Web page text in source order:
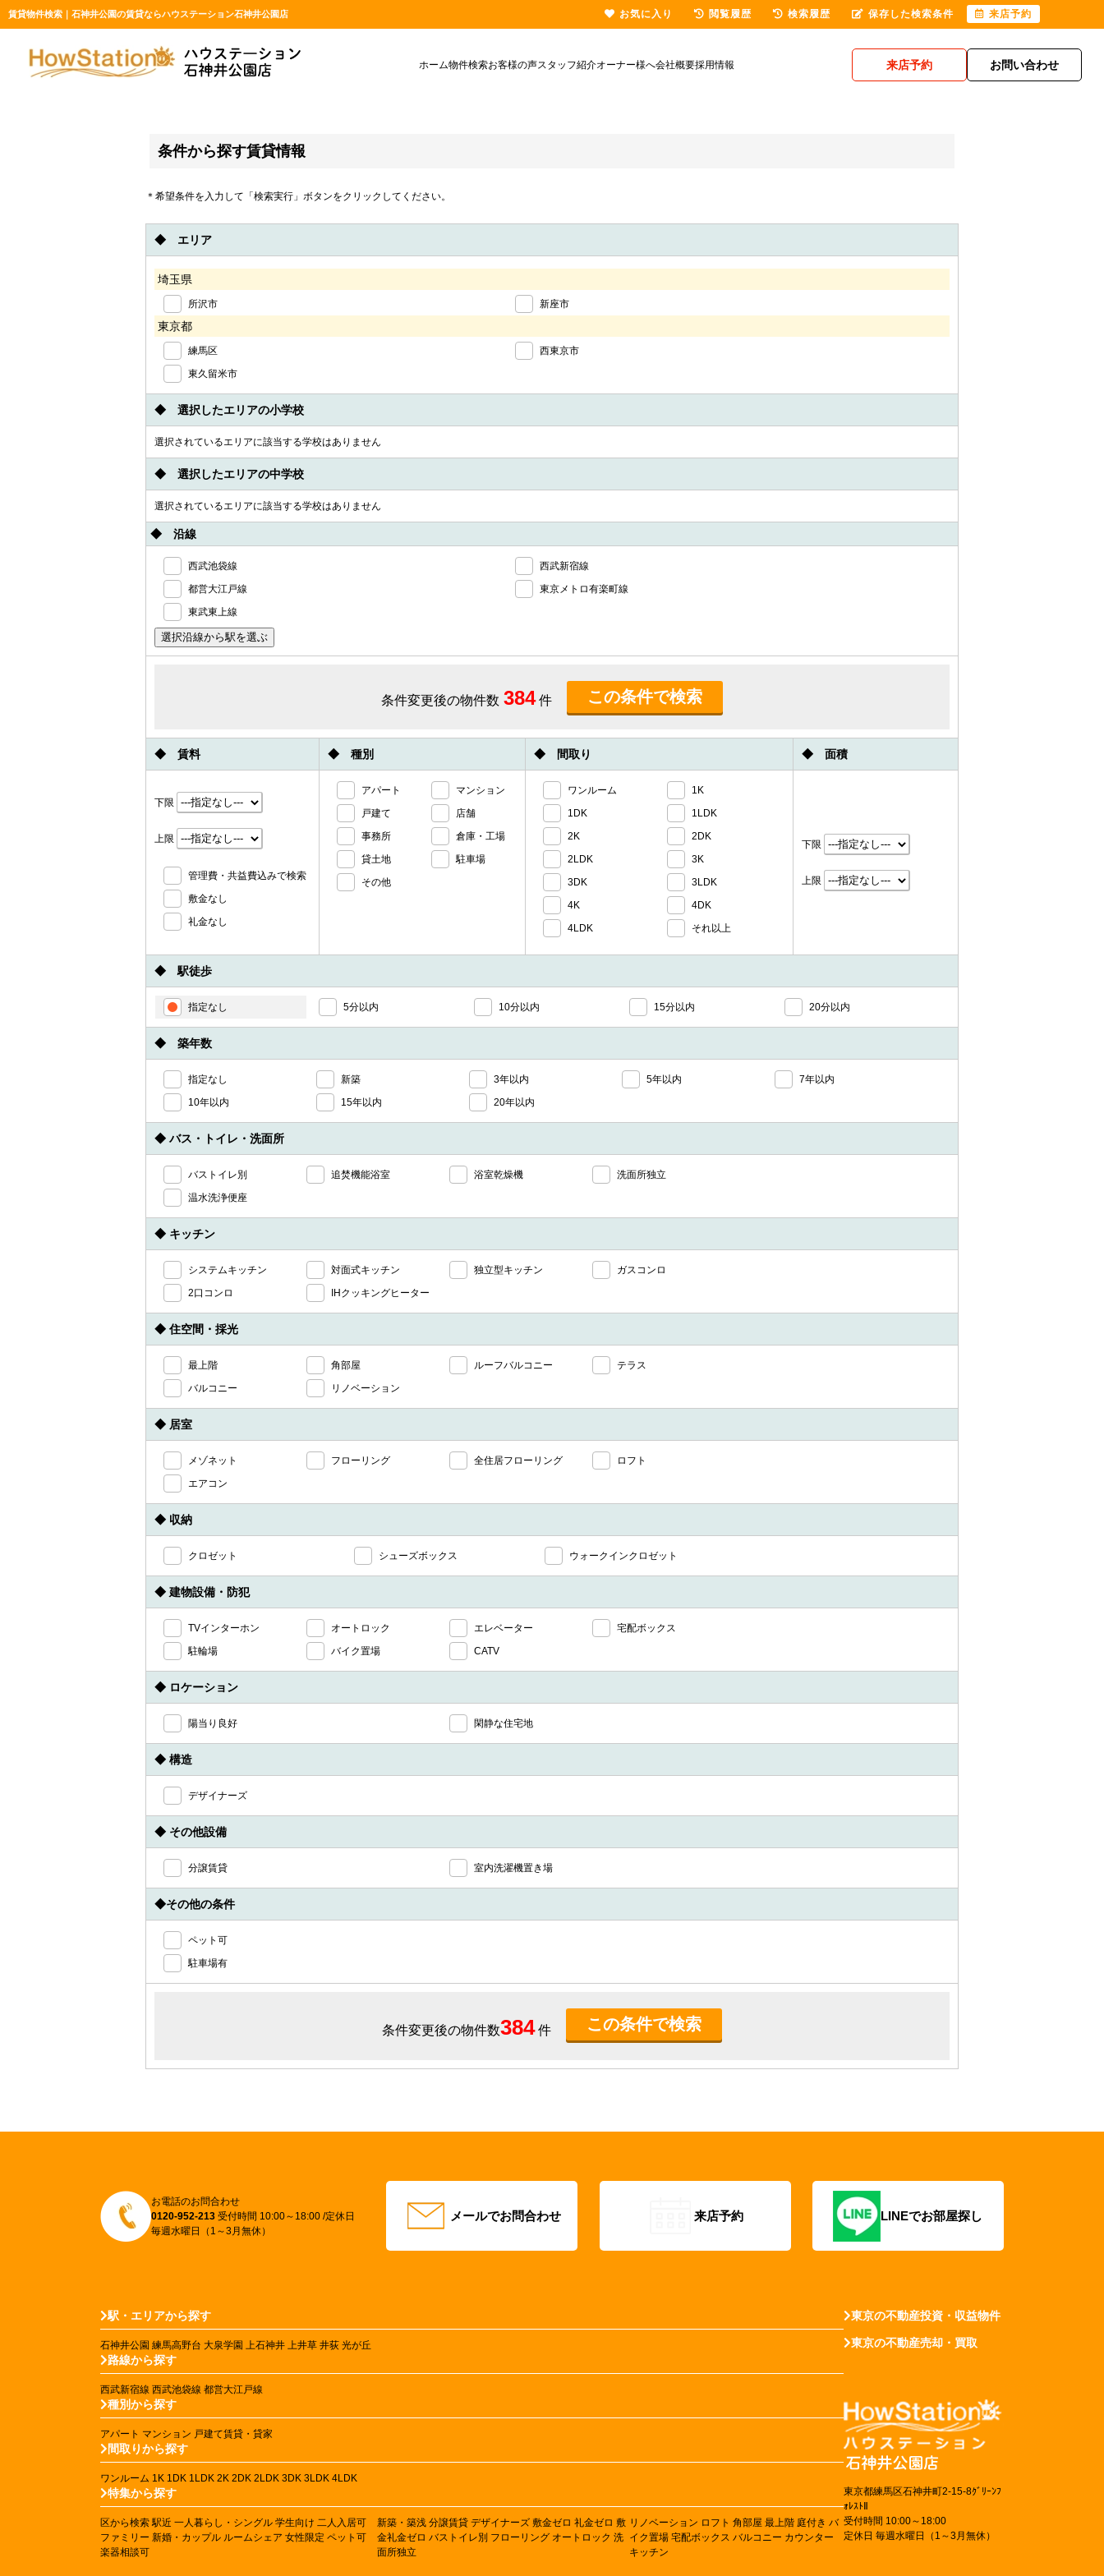
賃貸物件検索｜石神井公園の賃貸ならハウステーション石神井公園店
ホーム物件検索お客様の声スタッフ紹介オーナー様へ会社概要採用情報 来店予約 お問い合わせ
条件から探す賃貸情報
＊希望条件を入力して「検索実行」ボタンをクリックしてください。
◆ エリア
埼玉県
所沢市 新座市
東京都
練馬区
西東京市
東久留米市
◆ 選択したエリアの小学校
選択されているエリアに該当する学校はありません
◆ 選択したエリアの中学校
選択されているエリアに該当する学校はありません
◆ 沿線
西武池袋線
西武新宿線
都営大江戸線
東京メトロ有楽町線
東武東上線
条件変更後の物件数 384件
◆ 賃料 ◆ 種別 ◆ 間取り ◆ 面積
下限
上限
管理費・共益費込みで検索
敷金なし
礼金なし
アパート
マンション
戸建て
店舗
事務所
倉庫・工場
貸土地
駐車場
その他
ワンルーム
1K
1DK
1LDK
2K
2DK
2LDK
3K
3DK
3LDK
4K
4DK
4LDK
それ以上
下限
上限
◆ 駅徒歩
指定なし 5分以内 10分以内 15分以内 20分以内
◆ 築年数
指定なし 新築 3年以内 5年以内
7年以内
10年以内
15年以内 20年以内
◆ バス・トイレ・洗面所
バストイレ別 追焚機能浴室 浴室乾燥機
洗面所独立
温水洗浄便座
◆ キッチン
システムキッチン 対面式キッチン 独立型キッチン
ガスコンロ
2口コンロ
IHクッキングヒーター
◆ 住空間・採光
最上階 角部屋 ルーフバルコニー
テラス
バルコニー
リノベーション
◆ 居室
メゾネット フローリング 全住居フローリング
ロフト
エアコン
◆ 収納
クロゼット シューズボックス ウォークインクロゼット
◆ 建物設備・防犯
TVインターホン オートロック エレベーター
宅配ボックス
駐輪場
バイク置場 CATV
◆ ロケーション
陽当り良好 閑静な住宅地
◆ 構造
デザイナーズ
◆ その他設備
分譲賃貸 室内洗濯機置き場
◆その他の条件
ペット可
駐車場有
条件変更後の物件数384件
お電話のお問合わせ
0120-952-213 受付時間 10:00～18:00 /定休日
毎週水曜日（1～3月無休）
メールでお問合わせ 来店予約 LINEでお部屋探し
駅・エリアから探す
石神井公園 練馬高野台 大泉学園 上石神井 上井草 井荻 光が丘
路線から探す
西武新宿線 西武池袋線 都営大江戸線
種別から探す
アパート マンション 戸建て賃貸・貸家
間取りから探す
ワンルーム 1K 1DK 1LDK 2K 2DK 2LDK 3DK 3LDK 4LDK
特集から探す
区から検索 駅近 一人暮らし・シングル 学生向け 二人入居可
ファミリー 新婚・カップル ルームシェア 女性限定 ペット可
楽器相談可
新築・築浅 分譲賃貸 デザイナーズ 敷金ゼロ 礼金ゼロ 敷
金礼金ゼロ バストイレ別 フローリング オートロック 洗
面所独立
リノベーション ロフト 角部屋 最上階 庭付き バ
イク置場 宅配ボックス バルコニー カウンター
キッチン
東京の不動産投資・収益物件
東京の不動産売却・買取
東京都練馬区石神井町2-15-8ｸﾞﾘｰﾝﾌ
ｫﾚｽﾄⅡ
受付時間 10:00～18:00
定休日 毎週水曜日（1～3月無休）
お気に入り 閲覧履歴 検索履歴 保存した検索条件 来店予約